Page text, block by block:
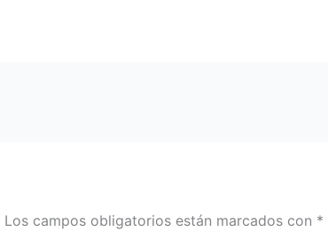
Los campos obligatorios están marcados con *